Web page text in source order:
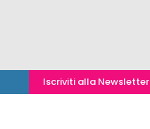
Iscriviti alla Newsletter